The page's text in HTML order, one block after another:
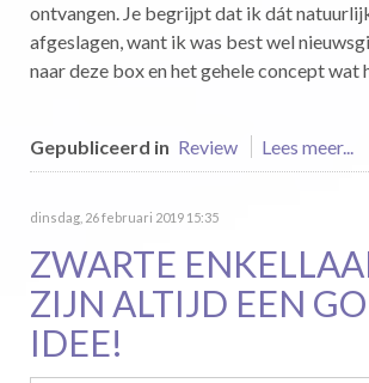
ontvangen. Je begrijpt dat ik dát
afgeslagen, want ik was best wel
naar deze box en het gehele concept wat
Gepubliceerd in Review Lees meer...
dinsdag, 26 februari 2019 15:35
ZWARTE
ZIJN ALTIJD EEN
IDEE!